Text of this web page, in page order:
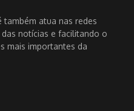
atua nas redes
notícias e facilitando o
mais importantes da